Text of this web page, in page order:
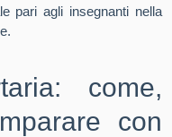
pari agli insegnanti nella
come,
con